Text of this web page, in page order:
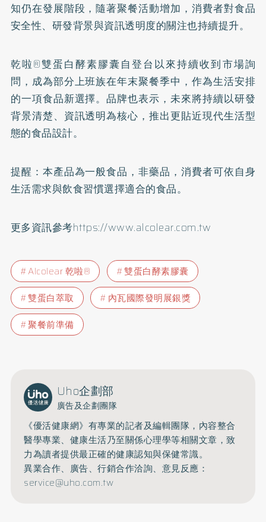
知仍在發展階段，隨著聚餐活動增加，消費者對食品
安全性、研發背景與資訊透明度的關注也持續提升。
乾啦®雙蛋白酵素膠囊自登台以來持續收到市場詢
問，成為部分上班族在年末聚餐季中，作為生活安排
的一項食品新選擇。品牌也表示，未來將持續以研發
背景清楚、資訊透明為核心，推出更貼近現代生活型
態的食品設計。
提醒：本產品為一般食品，非藥品，消費者可依自身
生活需求與飲食習慣選擇適合的食品。
更多資訊參考https://www.alcolear.com.tw
Alcolear 乾啦®
雙蛋白酵素膠囊
雙蛋白萃取
內瓦國際發明展銀獎
聚餐前準備
Uho企劃部
廣告及企劃團隊
《優活健康網》有專業的記者及編輯團隊，內容整合
醫學專業、健康生活乃至關係心理學等相關文章，致
力為讀者提供最正確的健康認知與保健常識。
異業合作、廣告、行銷合作洽詢、意見反應：
service@uho.com.tw